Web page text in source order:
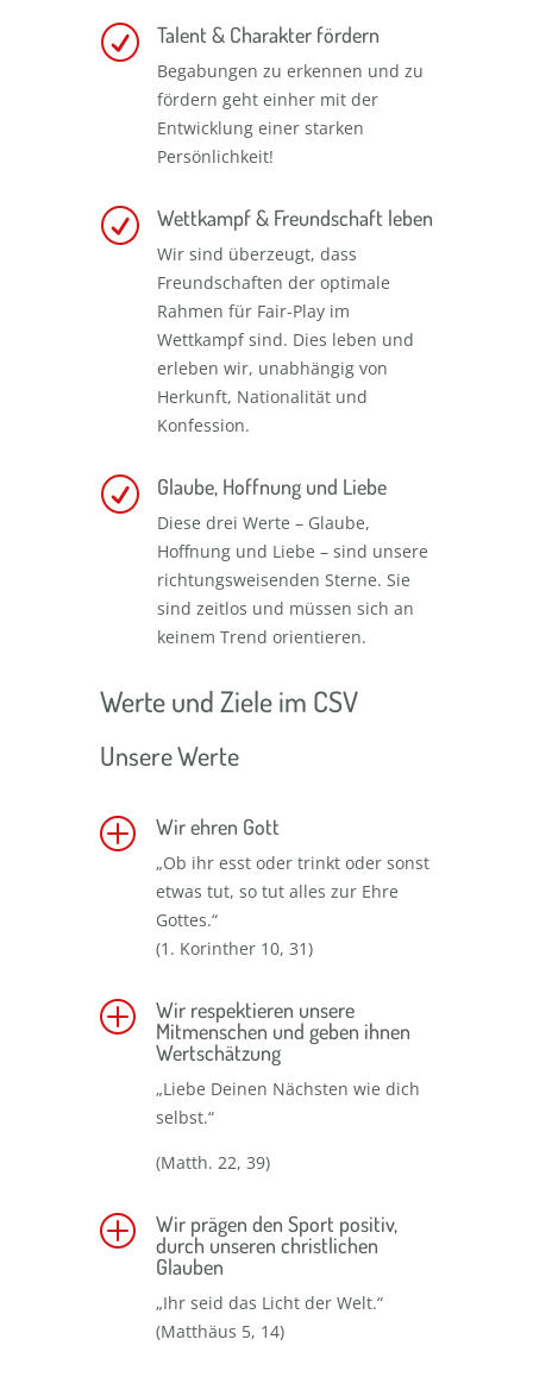
R Talent & Charakter fördern
Begabungen zu erkennen und zu
fördern geht einher mit der
Entwicklung einer starken
Persönlichkeit!
R Wettkampf & Freundschaft leben
Wir sind überzeugt, dass
Freundschaften der optimale
Rahmen für Fair-Play im
Wettkampf sind. Dies leben und
erleben wir, unabhängig von
Herkunft, Nationalität und
Konfession.
R Glaube, Hoffnung und Liebe
Diese drei Werte – Glaube,
Hoffnung und Liebe – sind unsere
richtungsweisenden Sterne. Sie
sind zeitlos und müssen sich an
keinem Trend orientieren.
Werte und Ziele im CSV
Unsere Werte
P Wir ehren Gott
„Ob ihr esst oder trinkt oder sonst
etwas tut, so tut alles zur Ehre
Gottes.“
(1. Korinther 10, 31)
P
Wir respektieren unsere
Mitmenschen und geben ihnen
Wertschätzung
„Liebe Deinen Nächsten wie dich
selbst.“
(Matth. 22, 39)
P
Wir prägen den Sport positiv,
durch unseren christlichen
Glauben
„Ihr seid das Licht der Welt.“
(Matthäus 5, 14)